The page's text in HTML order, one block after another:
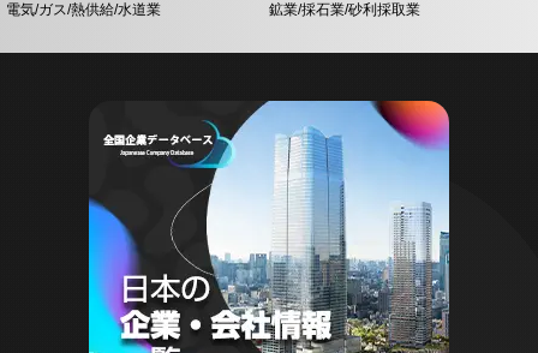
電気/ガス/熱供給/水道業
鉱業/採石業/砂利採取業